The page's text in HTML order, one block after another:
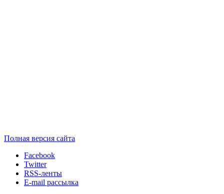
Полная версия сайта
Facebook
Twitter
RSS-ленты
E-mail рассылка